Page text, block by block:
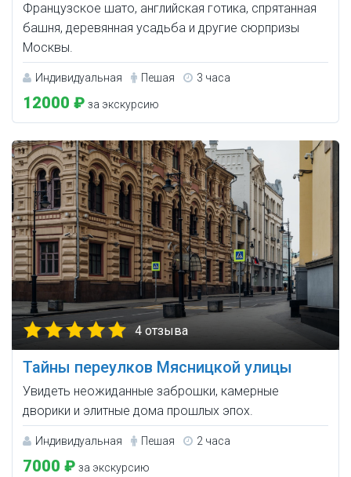
Французское шато, английская готика, спрятанная
башня, деревянная усадьба и другие сюрпризы
Москвы.
Индивидуальная Пешая 3 часа
12000 ₽ за экскурсию
4 отзыва
Тайны переулков Мясницкой улицы
Увидеть неожиданные заброшки, камерные
дворики и элитные дома прошлых эпох.
Индивидуальная Пешая 2 часа
7000 ₽ за экскурсию